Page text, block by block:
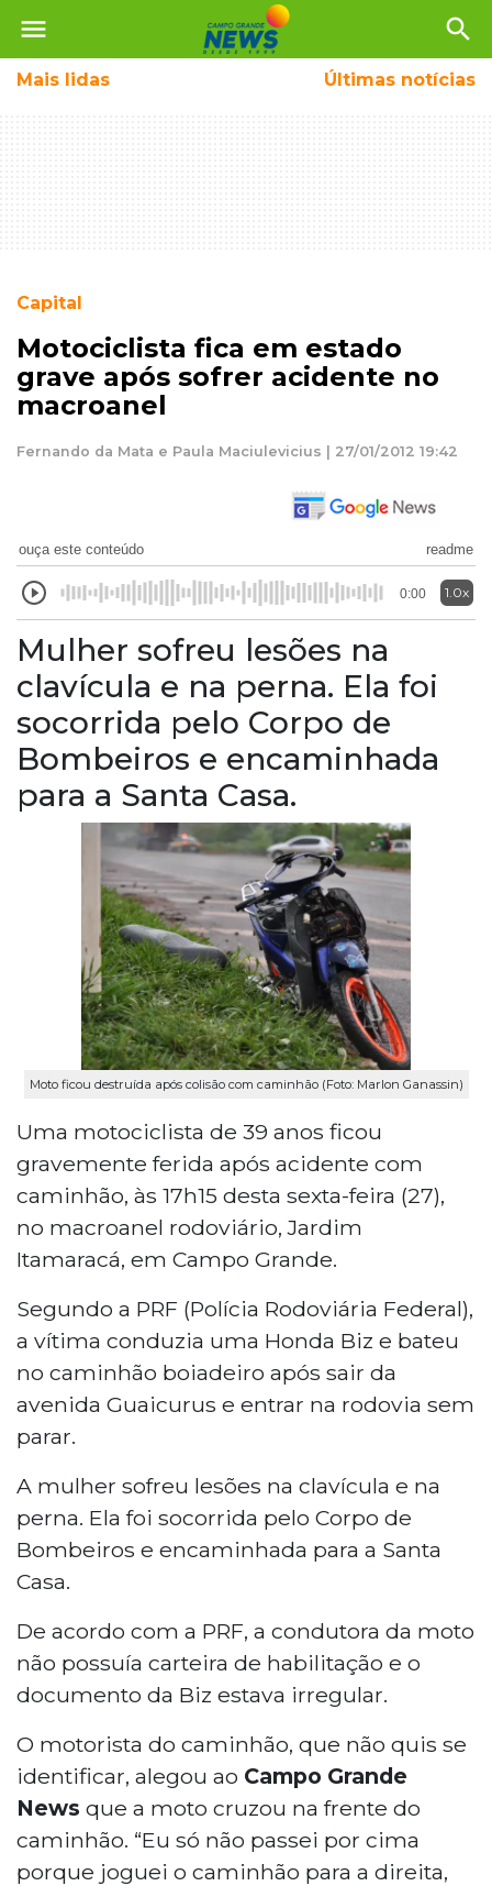
menu search
Mais lidas Últimas notícias
Capital
Motociclista fica em estado
grave após sofrer acidente no
macroanel
Fernando da Mata e Paula Maciulevicius | 27/01/2012 19:42
ouça este conteúdo readme
0:00 1.0x
Mulher sofreu lesões na
clavícula e na perna. Ela foi
socorrida pelo Corpo de
Bombeiros e encaminhada
para a Santa Casa.
Moto ficou destruída após colisão com caminhão (Foto: Marlon Ganassin)
Uma motociclista de 39 anos ficou
gravemente ferida após acidente com
caminhão, às 17h15 desta sexta-feira (27),
no macroanel rodoviário, Jardim
Itamaracá, em Campo Grande.
Segundo a PRF (Polícia Rodoviária Federal),
a vítima conduzia uma Honda Biz e bateu
no caminhão boiadeiro após sair da
avenida Guaicurus e entrar na rodovia sem
parar.
A mulher sofreu lesões na clavícula e na
perna. Ela foi socorrida pelo Corpo de
Bombeiros e encaminhada para a Santa
Casa.
De acordo com a PRF, a condutora da moto
não possuía carteira de habilitação e o
documento da Biz estava irregular.
O motorista do caminhão, que não quis se
identificar, alegou ao Campo Grande
News que a moto cruzou na frente do
caminhão. “Eu só não passei por cima
porque joguei o caminhão para a direita,